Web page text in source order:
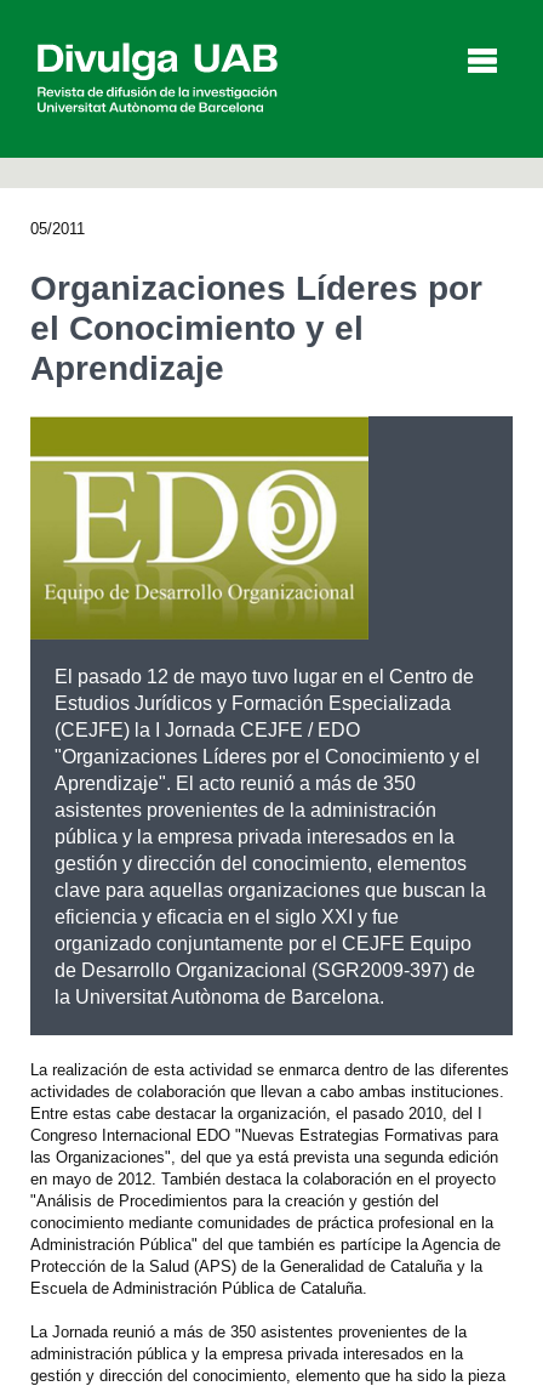
Agenda
English Català
BUSCAR
05/2011
Organizaciones Líderes por
el Conocimiento y el
Aprendizaje
El pasado 12 de mayo tuvo lugar en el Centro de
Estudios Jurídicos y Formación Especializada
(CEJFE) la I Jornada CEJFE / EDO
"Organizaciones Líderes por el Conocimiento y el
Aprendizaje". El acto reunió a más de 350
asistentes provenientes de la administración
pública y la empresa privada interesados ​​en la
gestión y dirección del conocimiento, elementos
clave para aquellas organizaciones que buscan la
eficiencia y eficacia en el siglo XXI y fue
organizado conjuntamente por el CEJFE Equipo
de Desarrollo Organizacional (SGR2009-397) de
la Universitat Autònoma de Barcelona.
La realización de esta actividad se enmarca dentro de las diferentes
actividades de colaboración que llevan a cabo ambas instituciones.
Entre estas cabe destacar la organización, el pasado 2010, del I
Congreso Internacional EDO "Nuevas Estrategias Formativas para
las Organizaciones", del que ya está prevista una segunda edición
en mayo de 2012. También destaca la colaboración en el proyecto
"Análisis de Procedimientos para la creación y gestión del
conocimiento mediante comunidades de práctica profesional en la
Administración Pública" del que también es partícipe la Agencia de
Protección de la Salud (APS) de la Generalidad de Cataluña y la
Escuela de Administración Pública de Cataluña.
La Jornada reunió a más de 350 asistentes provenientes de la
administración pública y la empresa privada interesados ​​en la
gestión y dirección del conocimiento, elemento que ha sido la pieza